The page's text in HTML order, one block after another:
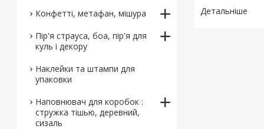
Конфетті, метафан, мішура
Пір'я страуса, боа, пір'я для
куль і декору
Наклейки та штампи для
упаковки
Наповнювач для коробок :
стружка тішью, деревний,
сизаль